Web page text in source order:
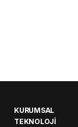
KURUMSAL
TEKNOLOJİ